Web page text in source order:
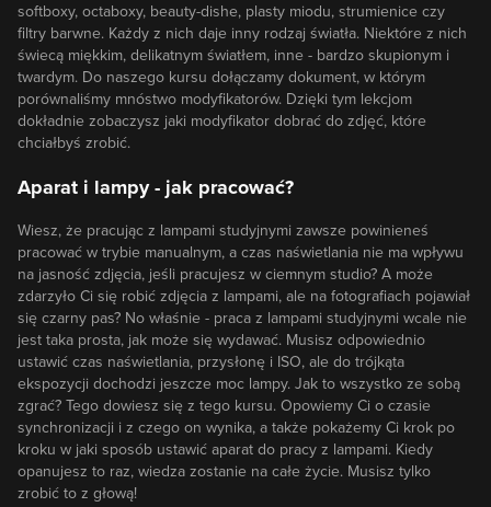
softboxy, octaboxy, beauty-dishe, plasty miodu, strumienice czy
filtry barwne. Każdy z nich daje inny rodzaj światła. Niektóre z nich
świecą miękkim, delikatnym światłem, inne - bardzo skupionym i
twardym. Do naszego kursu dołączamy dokument, w którym
porównaliśmy mnóstwo modyfikatorów. Dzięki tym lekcjom
dokładnie zobaczysz jaki modyfikator dobrać do zdjęć, które
chciałbyś zrobić.
Aparat i lampy - jak pracować?
Wiesz, że pracując z lampami studyjnymi zawsze powinieneś
pracować w trybie manualnym, a czas naświetlania nie ma wpływu
na jasność zdjęcia, jeśli pracujesz w ciemnym studio? A może
zdarzyło Ci się robić zdjęcia z lampami, ale na fotografiach pojawiał
się czarny pas? No właśnie - praca z lampami studyjnymi wcale nie
jest taka prosta, jak może się wydawać. Musisz odpowiednio
ustawić czas naświetlania, przysłonę i ISO, ale do trójkąta
ekspozycji dochodzi jeszcze moc lampy. Jak to wszystko ze sobą
zgrać? Tego dowiesz się z tego kursu. Opowiemy Ci o czasie
synchronizacji i z czego on wynika, a także pokażemy Ci krok po
kroku w jaki sposób ustawić aparat do pracy z lampami. Kiedy
opanujesz to raz, wiedza zostanie na całe życie. Musisz tylko
zrobić to z głową!